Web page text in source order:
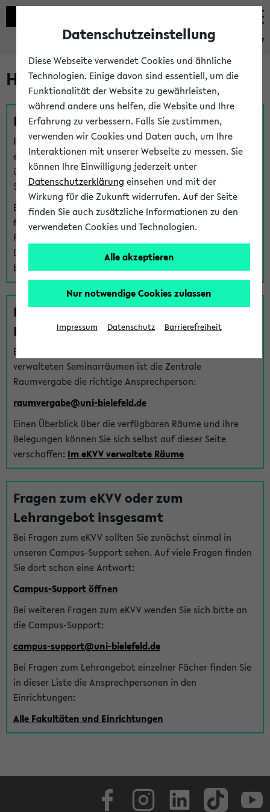
eKVV
Hilfe & Kontakt
Fragen zu einzelnen Veranstaltungen
Bei inhaltlichen und organisatorischen Fragen zu
einzelnen Veranstaltungen finden Sie Ansprechpersonen
über denFragen-Link bei jeder Veranstaltung. Der BIS
Support kann hier meist keine direkte Hilfe leisten.
Bei Veranstaltungen mit eKVV Teilnahmemanagement
finden Sie eine Auskunft über die Personen, die Ihre
Platzzuteilung im eKVV eingetragen haben, auf der
Detailseite zum Teilnahmemanagement der
betreffenden Veranstaltung.
Fragen zu im eKVV verwalteten
Räumen
Bei Fragen zur Vergabe von Hörsälen und vom eKVV
verwalteten Seminarräumen ist die Zentrale
Raumvergabe die richtige Ansprechperson:
raumvergabe@uni-bielefeld.de
Einen Überblick über die verfügbaren Räume und ihre
Belegungen können Sie sich selbst auf dieser Seite
verschaffen: Im eKVV verwaltete Räume
Fragen zum eKVV oder zum
Lehrangebot insgesamt
Bei Fragen zum eKVV sollten Sie zunächst einmal in
unseren Campus-Support sehen. Auf viele Fragen finden
Sie dort schon eine Antwort:
Campus-Support öffnen
Bei weiteren Fragen zum eKVV wenden Sie sich bitte an
die Campus-Support:
campus-support@uni-bielefeld.de
Bei Fragen zum Lehrangebot einzelner Fächer finden Sie
in dieser Liste die Ansprechpersonen in den
Einrichtungen:
Alle Fakultäten und Einrichtungen
Datenschutzeinstellung
Diese Webseite verwendet Cookies und ähnliche
Technologien. Einige davon sind essentiell, um die
Funktionalität der Website zu gewährleisten,
während andere uns helfen, die Website und Ihre
Erfahrung zu verbessern. Falls Sie zustimmen,
verwenden wir Cookies und Daten auch, um Ihre
Interaktionen mit unserer Webseite zu messen. Sie
können Ihre Einwilligung jederzeit unter
Datenschutzerklärung einsehen und mit der
Wirkung für die Zukunft widerrufen. Auf der Seite
finden Sie auch zusätzliche Informationen zu den
verwendeten Cookies und Technologien.
Alle akzeptieren
Nur notwendige Cookies zulassen
Impressum Datenschutz Barrierefreiheit